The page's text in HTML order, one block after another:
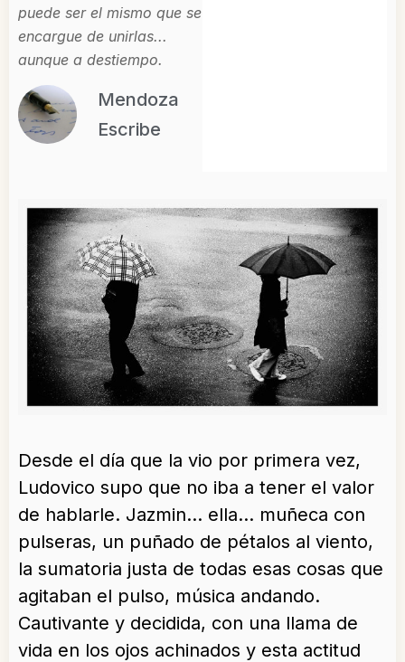
puede ser el mismo que se
encargue de unirlas...
aunque a destiempo.
Mendoza
Escribe
Desde el día que la vio por primera vez,
Ludovico supo que no iba a tener el valor
de hablarle. Jazmin… ella… muñeca con
pulseras, un puñado de pétalos al viento,
la sumatoria justa de todas esas cosas que
agitaban el pulso, música andando.
Cautivante y decidida, con una llama de
vida en los ojos achinados y esta actitud